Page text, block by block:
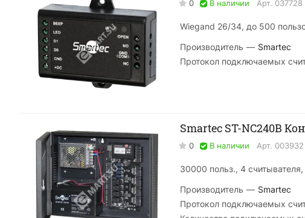
0 В наличии Арт. 037728
Wiegand 26/34, до 500
Производитель — Smartec
Протокол подключаемых
Smartec ST-NC240B
0 В наличии Арт. 003932
30000 польз., 4
Производитель — Smartec
Протокол подключаемых